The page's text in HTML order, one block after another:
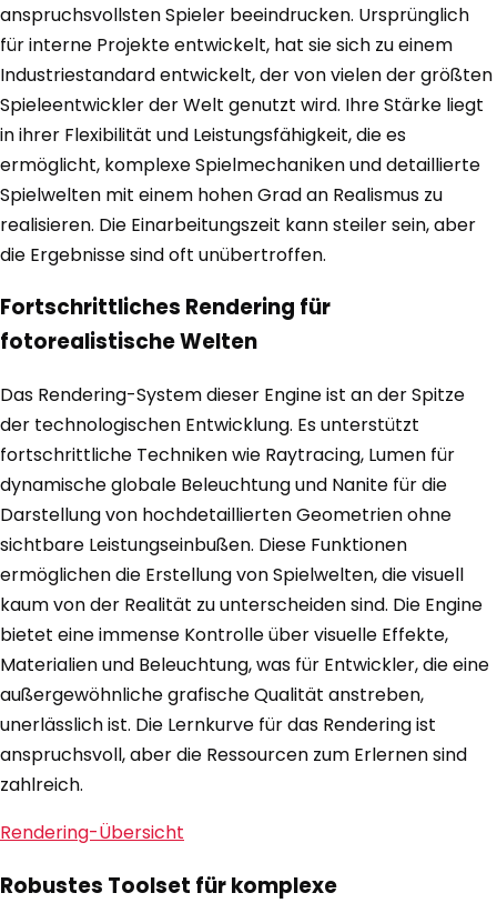
anspruchsvollsten Spieler beeindrucken. Ursprünglich
für interne Projekte entwickelt, hat sie sich zu einem
Industriestandard entwickelt, der von vielen der größten
Spieleentwickler der Welt genutzt wird. Ihre Stärke liegt
in ihrer Flexibilität und Leistungsfähigkeit, die es
ermöglicht, komplexe Spielmechaniken und detaillierte
Spielwelten mit einem hohen Grad an Realismus zu
realisieren. Die Einarbeitungszeit kann steiler sein, aber
die Ergebnisse sind oft unübertroffen.
Fortschrittliches Rendering für
fotorealistische Welten
Das Rendering-System dieser Engine ist an der Spitze
der technologischen Entwicklung. Es unterstützt
fortschrittliche Techniken wie Raytracing, Lumen für
dynamische globale Beleuchtung und Nanite für die
Darstellung von hochdetaillierten Geometrien ohne
sichtbare Leistungseinbußen. Diese Funktionen
ermöglichen die Erstellung von Spielwelten, die visuell
kaum von der Realität zu unterscheiden sind. Die Engine
bietet eine immense Kontrolle über visuelle Effekte,
Materialien und Beleuchtung, was für Entwickler, die eine
außergewöhnliche grafische Qualität anstreben,
unerlässlich ist. Die Lernkurve für das Rendering ist
anspruchsvoll, aber die Ressourcen zum Erlernen sind
zahlreich.
Rendering-Übersicht
Robustes Toolset für komplexe